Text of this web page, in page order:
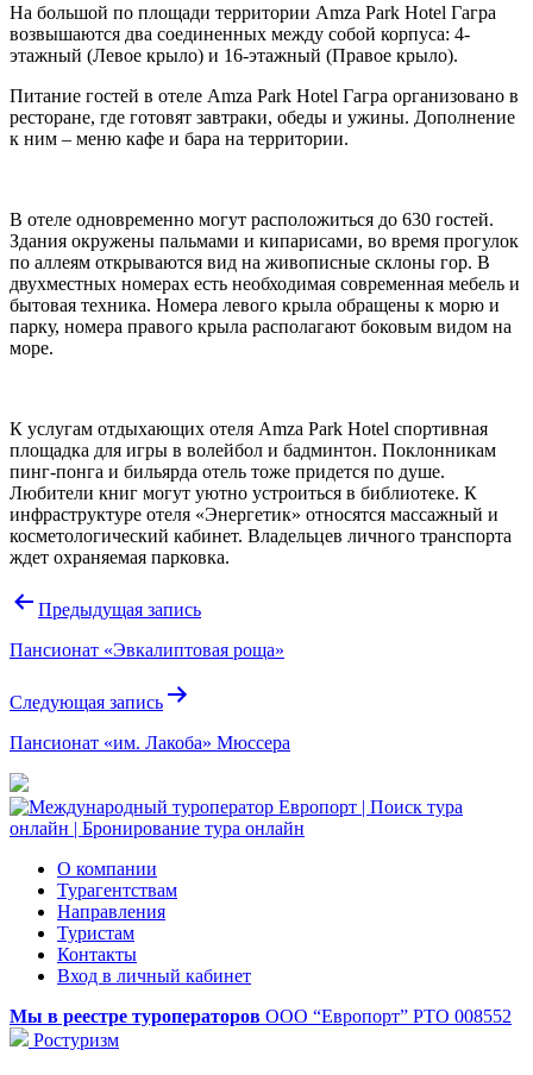
На большой по площади территории Amza Park Hotel Гагра
возвышаются два соединенных между собой корпуса: 4-
этажный (Левое крыло) и 16-этажный (Правое крыло).
Питание гостей в отеле Amza Park Hotel Гагра организовано в
ресторане, где готовят завтраки, обеды и ужины. Дополнение
к ним – меню кафе и бара на территории.
В отеле одновременно могут расположиться до 630 гостей.
Здания окружены пальмами и кипарисами, во время прогулок
по аллеям открываются вид на живописные склоны гор. В
двухместных номерах есть необходимая современная мебель и
бытовая техника. Номера левого крыла обращены к морю и
парку, номера правого крыла располагают боковым видом на
море.
К услугам отдыхающих отеля Amza Park Hotel спортивная
площадка для игры в волейбол и бадминтон. Поклонникам
пинг-понга и бильярда отель тоже придется по душе.
Любители книг могут уютно устроиться в библиотеке. К
инфраструктуре отеля «Энергетик» относятся массажный и
косметологический кабинет. Владельцев личного транспорта
ждет охраняемая парковка.
Навигация
записям
Предыдущая запись
Пансионат «Эвкалиптовая роща»
Следующая запись
Пансионат «им. Лакоба» Мюссера
О компании
Турагентствам
Направления
Туристам
Контакты
Вход в личный кабинет
Мы в реестре туроператоров ООО “Европорт” РТО 008552
Ростуризм